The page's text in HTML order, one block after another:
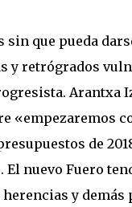
que pueda
y retrógrados
Arantxa
«empezaremos
de
nuevo Fuero
y